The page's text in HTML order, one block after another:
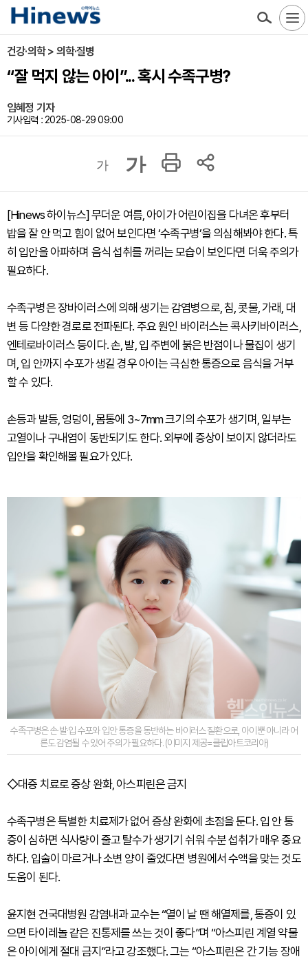
건강·의학 > 의학·질병
“잘 먹지 않는 아이”... 혹시 수족구병?
임혜정 기자
기사입력 : 2025-08-29 09:00
가 가
[Hinews 하이뉴스] 무더운 여름, 아이가 어린이집을 다녀온 후부터
밥을 잘 안 먹고 힘이 없어 보인다면 ‘수족구병’을 의심해봐야 한다. 특
히 입안을 아파하며 음식 섭취를 꺼리는 모습이 보인다면 더욱 주의가
필요하다.
수족구병은 장바이러스에 의해 생기는 감염병으로, 침, 콧물, 가래, 대
변 등 다양한 경로로 전파된다. 주요 원인 바이러스는 콕사키바이러스,
엔테로바이러스 등이다. 손, 발, 입 주변에 붉은 반점이나 물집이 생기
며, 입 안까지 수포가 생길 경우 아이는 극심한 통증으로 음식을 거부
할 수 있다.
손등과 발등, 엉덩이, 몸통에 3~7mm 크기의 수포가 생기며, 일부는
고열이나 구내염이 동반되기도 한다. 외부에 증상이 보이지 않더라도
입안을 확인해볼 필요가 있다.
수족구병은 손·발·입 수포와 입안 통증을 동반하는 바이러스 질환으로, 아이뿐 아니라 어
른도 감염될 수 있어 주의가 필요하다. (이미지 제공=클립아트코리아)
◇대증 치료로 증상 완화, 아스피린은 금지
수족구병은 특별한 치료제가 없어 증상 완화에 초점을 둔다. 입 안 통
증이 심하면 식사량이 줄고 탈수가 생기기 쉬워 수분 섭취가 매우 중요
하다. 입술이 마르거나 소변 양이 줄었다면 병원에서 수액을 맞는 것도
도움이 된다.
윤지현 건국대병원 감염내과 교수는 “열이 날 땐 해열제를, 통증이 있
으면 타이레놀 같은 진통제를 쓰는 것이 좋다”며 “아스피린 계열 약물
은 아이에게 절대 금지”라고 강조했다. 그는 “아스피린은 간 기능 장애